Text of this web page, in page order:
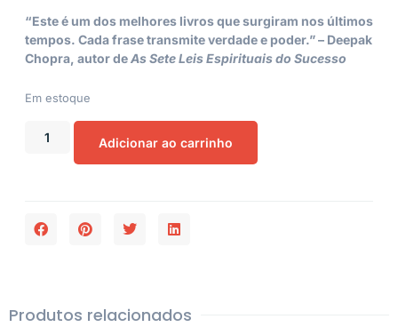
“Este é um dos melhores livros que surgiram nos últimos
tempos. Cada frase transmite verdade e poder.” – Deepak
Chopra, autor deAs Sete Leis Espirituais do Sucesso
Em estoque
Adicionar ao carrinho
Produtos relacionados